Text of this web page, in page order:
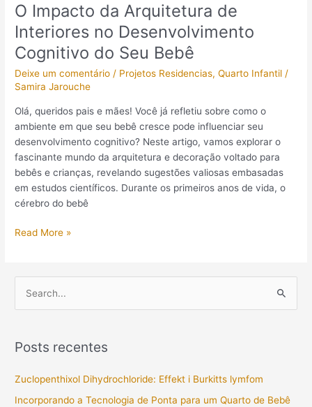
O Impacto da Arquitetura de
Interiores no Desenvolvimento
Cognitivo do Seu Bebê
Deixe um comentário / Projetos Residencias,Quarto Infantil /
Samira Jarouche
Olá, queridos pais e mães! Você já refletiu sobre como o
ambiente em que seu bebê cresce pode influenciar seu
desenvolvimento cognitivo? Neste artigo, vamos explorar o
fascinante mundo da arquitetura e decoração voltado para
bebês e crianças, revelando sugestões valiosas embasadas
em estudos científicos. Durante os primeiros anos de vida, o
cérebro do bebê
Read More »
qPosts recentes
Zuclopenthixol Dihydrochloride: Effekt i Burkitts lymfom
Incorporando a Tecnologia de Ponta para um Quarto de Bebê